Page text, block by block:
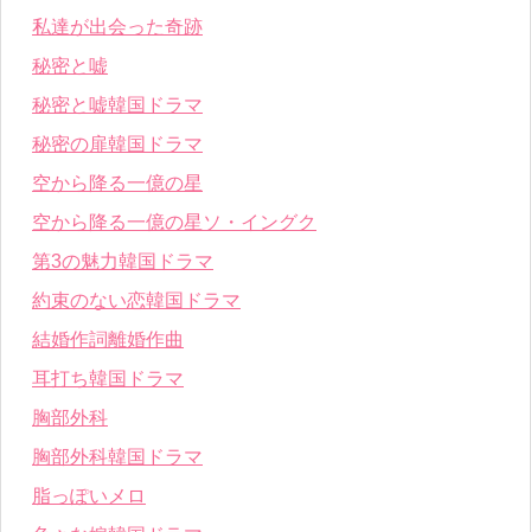
私達が出会った奇跡
秘密と嘘
秘密と嘘韓国ドラマ
秘密の扉韓国ドラマ
空から降る一億の星
空から降る一億の星ソ・イングク
第3の魅力韓国ドラマ
約束のない恋韓国ドラマ
結婚作詞離婚作曲
耳打ち韓国ドラマ
胸部外科
胸部外科韓国ドラマ
脂っぽいメロ